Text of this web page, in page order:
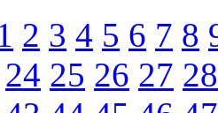
2 3 4 5 6 7 8
24 25 26 27 28